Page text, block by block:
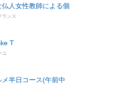
人女性教師による個
ランス
T
ユ
半日コース(午前中